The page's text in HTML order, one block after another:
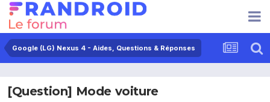
Google (LG) Nexus 4 - Aides, Questions & Réponses
[Question] Mode voiture